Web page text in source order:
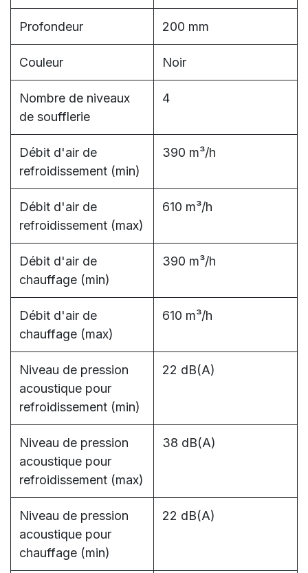
Profondeur 200 mm
Couleur Noir
Nombre de niveaux
de soufflerie
4
Débit d'air de
refroidissement (min)
390 m³/h
Débit d'air de
refroidissement (max)
610 m³/h
Débit d'air de
chauffage (min)
390 m³/h
Débit d'air de
chauffage (max)
610 m³/h
Niveau de pression
acoustique pour
refroidissement (min)
22 dB(A)
Niveau de pression
acoustique pour
refroidissement (max)
38 dB(A)
Niveau de pression
acoustique pour
chauffage (min)
22 dB(A)